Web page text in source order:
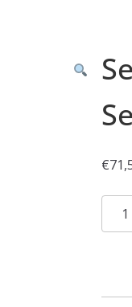
€
2027